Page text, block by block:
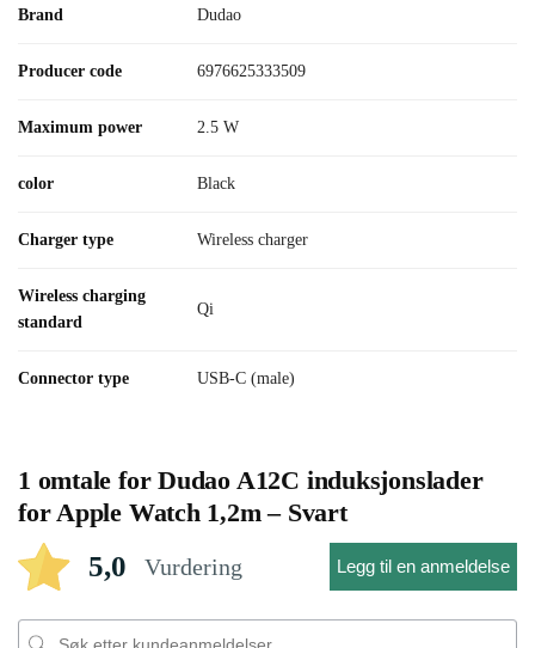
Brand Dudao
Producer code 6976625333509
Maximum power 2.5 W
color Black
Charger type Wireless charger
Wireless charging
standard
Qi
Connector type USB-C (male)
1 omtale forDudao A12C induksjonslader
for Apple Watch 1,2m – Svart
5,0 Vurdering Legg til en anmeldelse